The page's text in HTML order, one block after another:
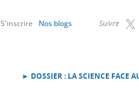
Suivre
S'inscrire Nos blogs
► DOSSIER : LA SCIENCE FACE